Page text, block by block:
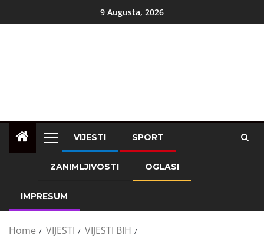
9 Augusta, 2026
VIJESTI SPORT
ZANIMLJIVOSTI OGLASI
IMPRESUM
Home VIJESTI
VIJESTI BIH